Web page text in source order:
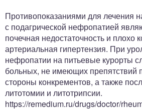
Противопоказаниями для лечения
с подагрической нефропатией
почечная недостаточность и плохо
артериальная гипертензия. При
нефропатии на питьевые курорты
больных, не имеющих препятствий
стороны конкрементов, а также
литотомии и литотрипсии.
https://remedium.ru/drugs/doctor/